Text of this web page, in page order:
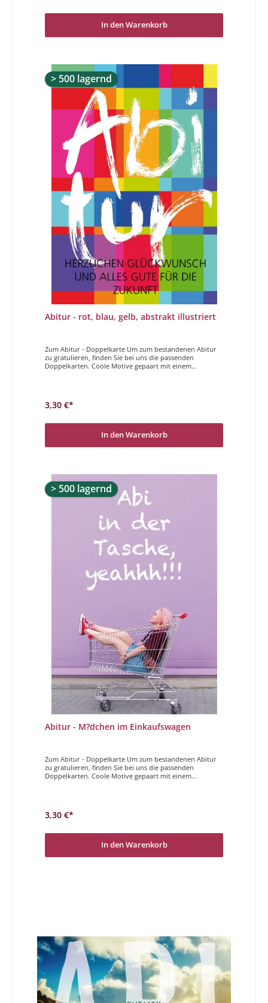
In den Warenkorb
> 500 lagernd
Abitur - rot, blau, gelb, abstrakt illustriert
Zum Abitur - Doppelkarte Um zum bestandenen Abitur
zu gratulieren, finden Sie bei uns die passenden
Doppelkarten. Coole Motive gepaart mit einem
3,30 €*
In den Warenkorb
> 500 lagernd
Abitur - M?dchen im Einkaufswagen
Zum Abitur - Doppelkarte Um zum bestandenen Abitur
zu gratulieren, finden Sie bei uns die passenden
Doppelkarten. Coole Motive gepaart mit einem
3,30 €*
In den Warenkorb